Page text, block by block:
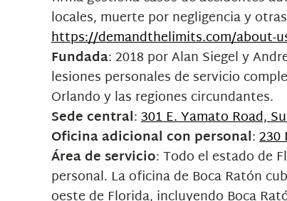
locales, muerte por negligencia y
https://demandthelimits.com/about-
Fundada: 2018 por Alan Siegel y
lesiones personales de servicio
Orlando y las regiones circundantes.
Sede central:301 E. Yamato Road,
Oficina adicional con personal:230
Área de servicio: Todo el estado de
personal. La oficina de Boca Ratón